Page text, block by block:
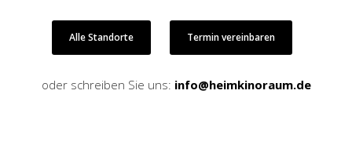
Alle Standorte Termin vereinbaren
oder schreiben Sie uns: info@heimkinoraum.de